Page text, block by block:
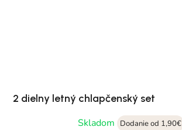
2 dielny letný chlapčenský set
Skladom
Dodanie od 1,90€